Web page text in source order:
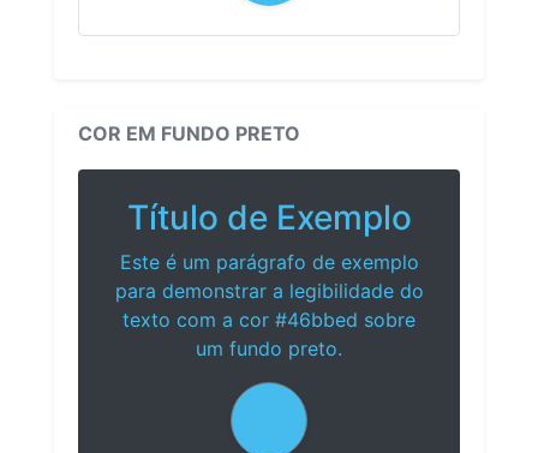
COR EM FUNDO PRETO
Título de Exemplo
Este é um parágrafo de exemplo
para demonstrar a legibilidade do
texto com a cor #46bbed sobre
um fundo preto.